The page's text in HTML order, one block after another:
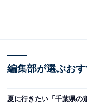
駅です。
回答者からは「夏と
編集部が選ぶお
夏に行きたい「千葉県の